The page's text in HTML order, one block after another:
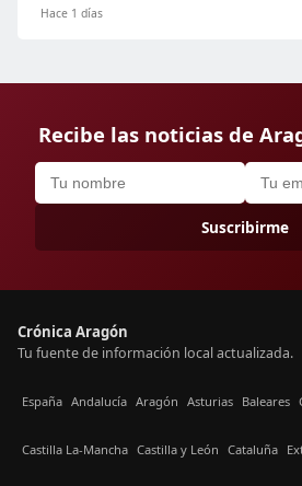
Hace 1 días
Recibe las noticias de
Suscribirme
Crónica Aragón
Tu fuente de información local actualizada.
España Andalucía Aragón Asturias Baleares
Castilla La-Mancha Castilla y León Cataluña